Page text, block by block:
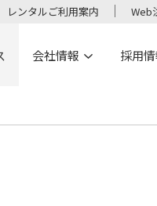
レンタルご利用案内 Web
会社情報 採用